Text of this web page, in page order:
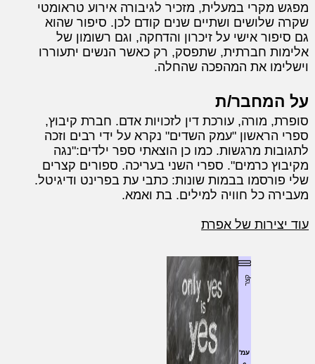
מפגש מקרי במעלית, מזכיר לגיבורה אירוע טראומטי
שקרה שלושים ושתיים שנים קודם לכן. סיפור שהוא
גם סיפור אישי על זיכרון והדחקה, וגם רשומון של
אלימות חברתית, שתפסק, רק כאשר הנשים יתעוררו
וישלימו את המהפכה שהחלה.
על המחבר/ת
סופרת, מורה, עורכת דין לזכויות אדם. חברת קיבוץ,
ספרי הראשון "עמק השדים" נקרא על ידי רבים וזכה
לתגובות מרגשות. כמו כן הוצאתי ספר ילדים:"נגה
מקיבוץ כרמים". ספרי השני בעריכה. ספורים קצרים
שלי פורסמו בבמות שונות: כתבי עת בפרינט ודיגיטל.
מעבירה כל חוויה למילים. בת ואמא.
עוד יצירות של אפרת
קצר
עמ'